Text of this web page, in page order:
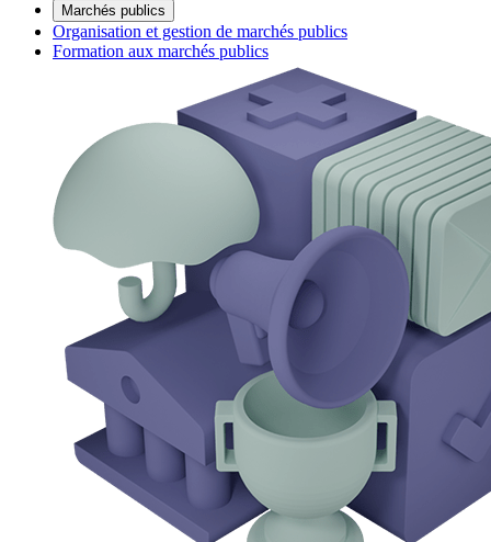
Marchés publics
Organisation et gestion de marchés publics
Formation aux marchés publics